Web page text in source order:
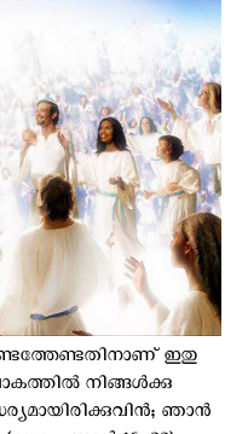
ഇതു
നിങ്ങള്‍ക്കു
ഞാന്‍